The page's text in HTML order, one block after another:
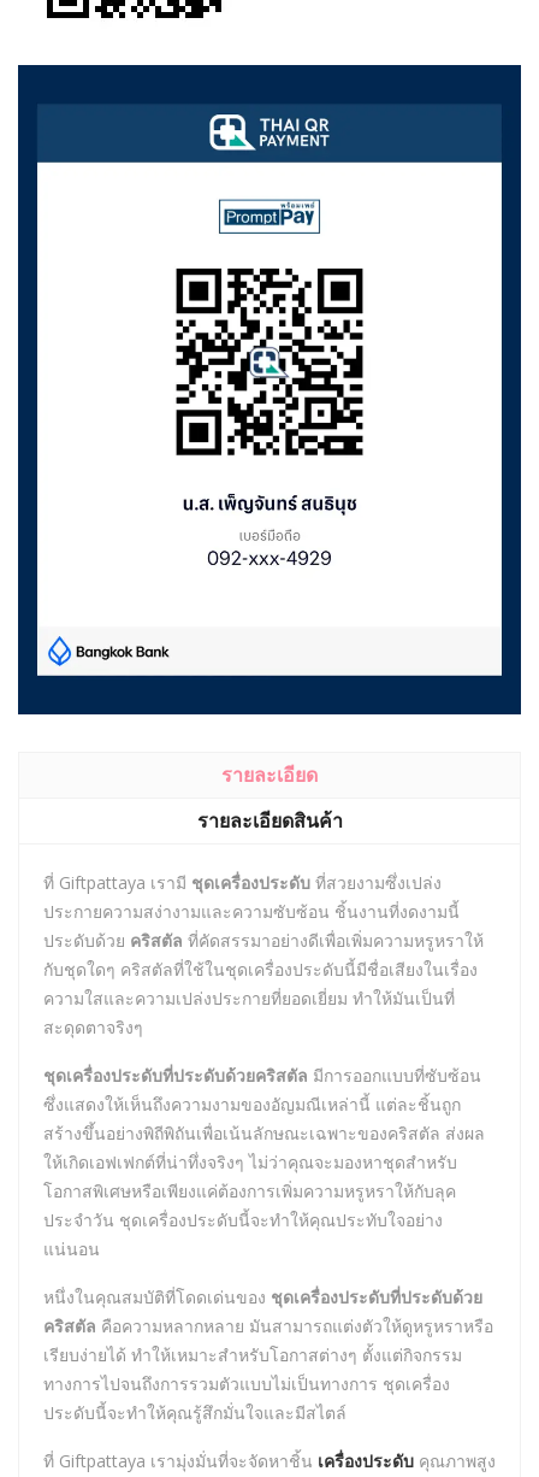
รายละเอียด
รายละเอียดสินค้า
ที่ Giftpattaya เรามี ชุดเครื่องประดับ ที่สวยงามซึ่งเปล่ง
ประกายความสง่างามและความซับซ้อน ชิ้นงานที่งดงามนี้
ประดับด้วย คริสตัล ที่คัดสรรมาอย่างดีเพื่อเพิ่มความหรูหราให้
กับชุดใดๆ คริสตัลที่ใช้ในชุดเครื่องประดับนี้มีชื่อเสียงในเรื่อง
ความใสและความเปล่งประกายที่ยอดเยี่ยม ทำให้มันเป็นที่
สะดุดตาจริงๆ
ชุดเครื่องประดับที่ประดับด้วยคริสตัล มีการออกแบบที่ซับซ้อน
ซึ่งแสดงให้เห็นถึงความงามของอัญมณีเหล่านี้ แต่ละชิ้นถูก
สร้างขึ้นอย่างพิถีพิถันเพื่อเน้นลักษณะเฉพาะของคริสตัล ส่งผล
ให้เกิดเอฟเฟกต์ที่น่าทึ่งจริงๆ ไม่ว่าคุณจะมองหาชุดสำหรับ
โอกาสพิเศษหรือเพียงแค่ต้องการเพิ่มความหรูหราให้กับลุค
ประจำวัน ชุดเครื่องประดับนี้จะทำให้คุณประทับใจอย่าง
แน่นอน
หนึ่งในคุณสมบัติที่โดดเด่นของ ชุดเครื่องประดับที่ประดับด้วย
คริสตัล คือความหลากหลาย มันสามารถแต่งตัวให้ดูหรูหราหรือ
เรียบง่ายได้ ทำให้เหมาะสำหรับโอกาสต่างๆ ตั้งแต่กิจกรรม
ทางการไปจนถึงการรวมตัวแบบไม่เป็นทางการ ชุดเครื่อง
ประดับนี้จะทำให้คุณรู้สึกมั่นใจและมีสไตล์
ที่ Giftpattaya เรามุ่งมั่นที่จะจัดหาชิ้น เครื่องประดับ คุณภาพสูง